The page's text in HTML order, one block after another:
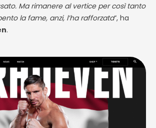
Ma rimanere al vertice per così tanto
la fame, anzi, l’ha rafforzata“, ha
.